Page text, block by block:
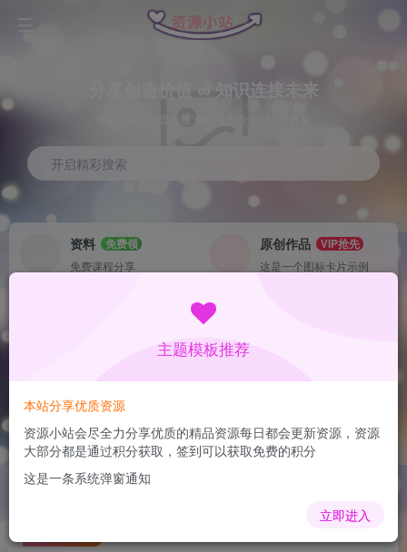
分享创造价值 ∞ 知识连接未来
开启精彩搜索
资料
免费领
免费课程分享
原创作品
VIP抢先
这是一个图标卡片示例
（14065期）节后大盘将如何演绎，延续反弹还是
向下调整，关键时间点和空间位待解
1年前更新
141
主题模板推荐
本站分享优质资源
资源小站会尽全力分享优质的精品资源每日都会更新资源，资源
大部分都是通过积分获取，签到可以获取免费的积分
这是一条系统弹窗通知
立即进入